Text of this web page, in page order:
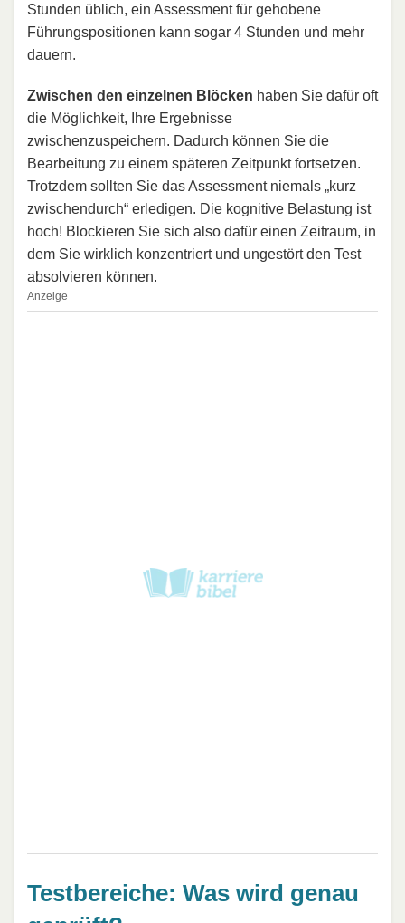
Stunden üblich, ein Assessment für gehobene
Führungspositionen kann sogar 4 Stunden und mehr
dauern.
Zwischen den einzelnen Blöcken haben Sie dafür oft
die Möglichkeit, Ihre Ergebnisse
zwischenzuspeichern. Dadurch können Sie die
Bearbeitung zu einem späteren Zeitpunkt fortsetzen.
Trotzdem sollten Sie das Assessment niemals „kurz
zwischendurch“ erledigen. Die kognitive Belastung ist
hoch! Blockieren Sie sich also dafür einen Zeitraum, in
dem Sie wirklich konzentriert und ungestört den Test
absolvieren können.
Anzeige
Testbereiche: Was wird genau